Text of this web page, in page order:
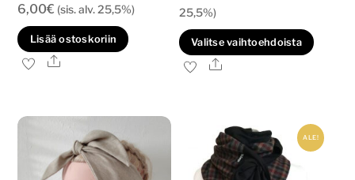
6,00€ (sis. alv. 25,5%)
Lisää ostoskoriin
Ale
-
37,00€
25,5%)
Valitse vaihtoehdoista
Voit
Ale
ALE!